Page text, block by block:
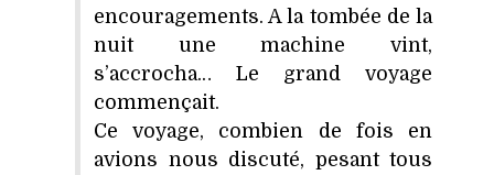
encouragements. A la tombée de la
nuit une machine vint,
s’accrocha… Le grand voyage
commençait.
Ce voyage, combien de fois en
avions nous discuté, pesant tous